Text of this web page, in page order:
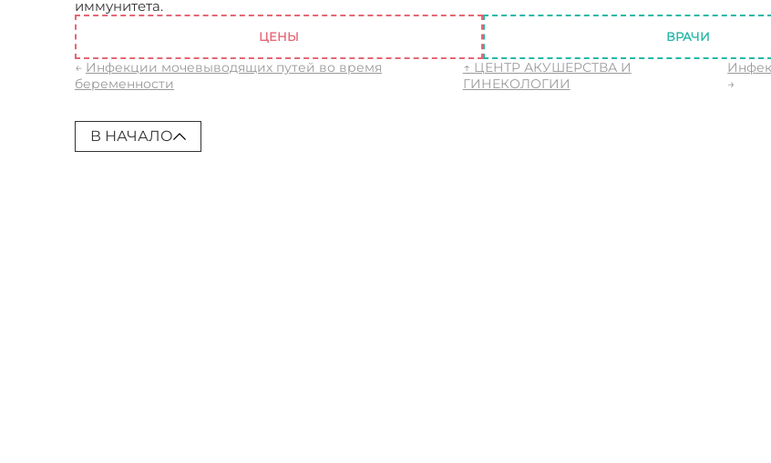
иммунитета.
ЦЕНЫ ВРАЧИ
← Инфекции мочевыводящих путей во время
беременности
↑ ЦЕНТР АКУШЕРСТВА И
ГИНЕКОЛОГИИ
→
В НАЧАЛО